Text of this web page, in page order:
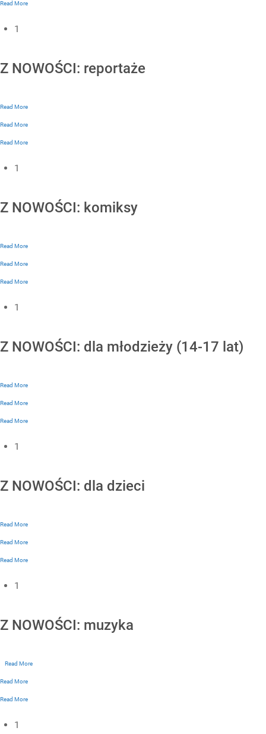
Read More
1
Z NOWOŚCI: reportaże
Read More
Read More
Read More
1
Z NOWOŚCI: komiksy
Read More
Read More
Read More
1
Z NOWOŚCI: dla młodzieży (14-17 lat)
Read More
Read More
Read More
1
Z NOWOŚCI: dla dzieci
Read More
Read More
Read More
1
Z NOWOŚCI: muzyka
Read More
Read More
Read More
1